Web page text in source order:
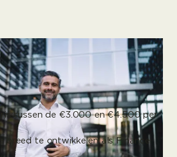
Financials mag
Interim Finance Professional?
verwachten:
tussen de €3.000 en €4.500 per
breed te ontwikkelen als Finance